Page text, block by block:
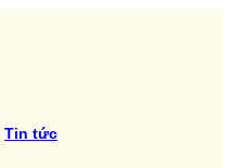
Tin tức